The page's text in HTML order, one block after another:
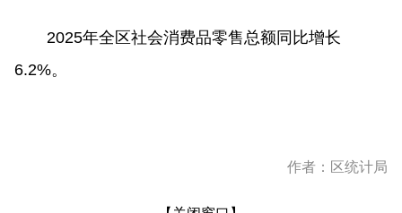
2025年全区社会消费品零售总额同比增长
6.2%。
作者：区统计局